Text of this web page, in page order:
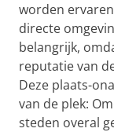
worden
directe
belangrijk,
reputatie van
Deze plaats-
van de plek:
steden overal